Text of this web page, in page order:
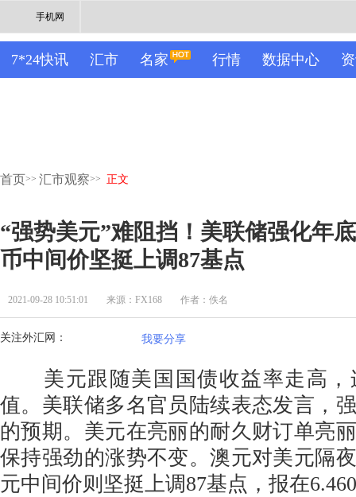
手机网
7*24快讯 汇市 名家 行情 数据中心
首页>> 汇市观察>> 正文
“强势美元”难阻挡！美联储强化年
币中间价坚挺上调87基点
2021-09-28 10:51:01 来源：FX168 作者：佚名
关注外汇网： 我要分享
美元跟随美国国债收益率走高，
值。美联储多名官员陆续表态发言，
的预期。美元在亮丽的耐久财订单亮
保持强劲的涨势不变。澳元对美元隔
元中间价则坚挺上调87基点，报在